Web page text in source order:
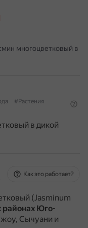
многоцветковый в
#Растения
в дикой
Как это работает?
(Jasminum
районах Юго-
Сычуани и